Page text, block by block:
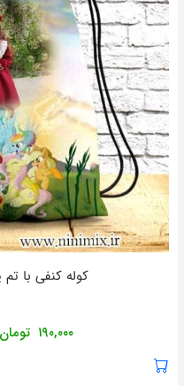
کوله کنفی با
۱۹۰,۰۰۰ تومان